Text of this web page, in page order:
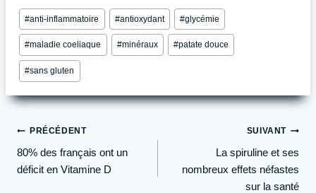
Étiquettes
de
la
publication :
#anti-inflammatoire #antioxydant #glycémie
#maladie coeliaque #minéraux #patate douce
#sans gluten
Navigation
de
l’article
PRÉCÉDENT
80% des français ont un
déficit en Vitamine D
SUIVANT
La spiruline et ses
nombreux effets néfastes
sur la santé